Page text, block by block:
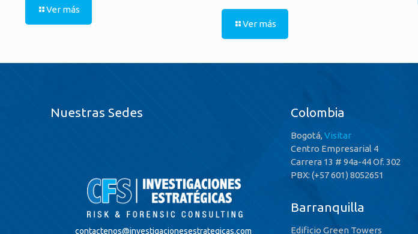
Ver más
Ver más
Nuestras Sedes
contactenos@investigacionesestrategicas.com
Colombia
Bogotá,Visitar
Centro Empresarial 4
Carrera 13 # 94a-44 Of. 302
PBX: (+57 601) 8052651
Barranquilla
Edificio Green Towers